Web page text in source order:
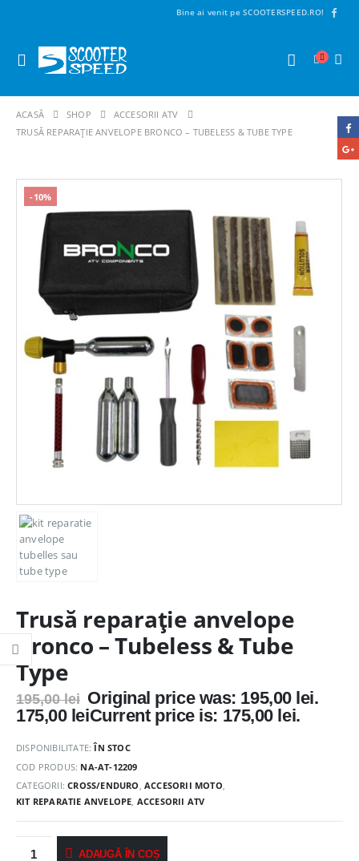
Bine ai venit pe SCOOTERSPEED.RO!
ACASĂ SHOP
ACCESORII ATV
TRUSĂ REPARAȚIE ANVELOPE BRONCO – TUBELESS & TUBE TYPE
-10%
Trusă reparație anvelope
Bronco – Tubeless & Tube
Type
195,00lei Original price was: 195,00 lei.
175,00 leiCurrent price is: 175,00 lei.
DISPONIBILITATE:ÎN STOC
COD PRODUS: NA-AT-12209
CATEGORII:CROSS/ENDURO ,ACCESORII MOTO,
KIT REPARATIE ANVELOPE, ACCESORII ATV
ADAUGĂ ÎN COȘ